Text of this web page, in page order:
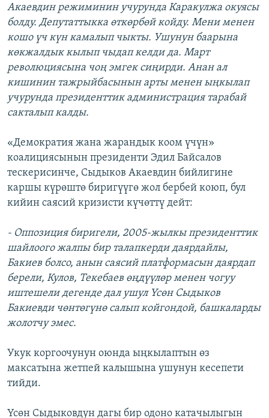
Акаевдин режиминин учурунда Каракулжа окуясы
болду. Депутаттыкка өткөрбөй койду. Мени менен
кошо үч күн камалып чыкты. Ушунун баарына
көкжалдык кылып чыдап келди да. Март
революциясына чоң эмгек сиңирди. Анан ал
кишинин тажрыйбасынын арты менен ыңкылап
учурунда президенттик администрация тарабай
сакталып калды.
«Демократия жана жарандык коом үчүн»
коалициясынын президенти Эдил Байсалов
тескерисинче, Сыдыков Акаевдин бийлигине
каршы күрөштө биригүүгө жол бербей коюп, бул
кийин саясий кризисти күчөттү дейт:
- Оппозиция биригели, 2005-жылкы президенттик
шайлоого жалпы бир талапкерди даярдайлы,
Бакиев болсо, анын саясий платформасын даярдап
берели, Кулов, Текебаев өңдүүлөр менен чогуу
иштешели дегенде дал ушул Үсөн Сыдыков
Бакиевди чөнтөгүнө салып койгондой, башкаларды
жолотчу эмес.
Укук коргоочунун оюнда ыңкылаптын өз
максатына жетпей калышына ушунун кесепети
тийди.
Үсөн Сыдыковдун дагы бир одоно катачылыгын